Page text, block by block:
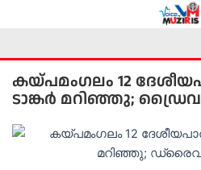
കയ്പമംഗലം 12
ടാങ്കർ മറിഞ്ഞു;